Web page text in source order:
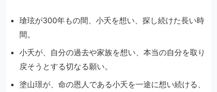
瑲玹が300年もの間、小夭を想い、探し続けた長い時
間。
小夭が、自分の過去や家族を想い、本当の自分を取り
戻そうとする切なる願い。
塗山璟が、命の恩人である小夭を一途に想い続ける、